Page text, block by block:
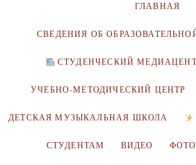
ГЛАВНАЯ
СВЕДЕНИЯ ОБ
СТУДЕНЧЕСКИЙ
УЧЕБНО-МЕТОДИЧЕСКИЙ ЦЕНТР
ДЕТСКАЯ МУЗЫКАЛЬНАЯ ШКОЛА
СТУДЕНТАМ ВИДЕО ФОТО